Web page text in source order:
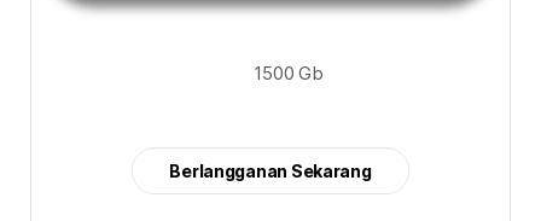
1500 Gb
Berlangganan Sekarang